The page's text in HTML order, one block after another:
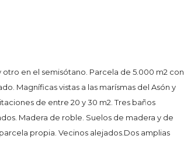
en el semisótano. Parcela de 5.000 m2 con
Magníficas vistas a las marísmas del Asón y
de entre 20 y 30 m2. Tres baños
Madera de roble. Suelos de madera y de
propia. Vecinos alejados.Dos amplias